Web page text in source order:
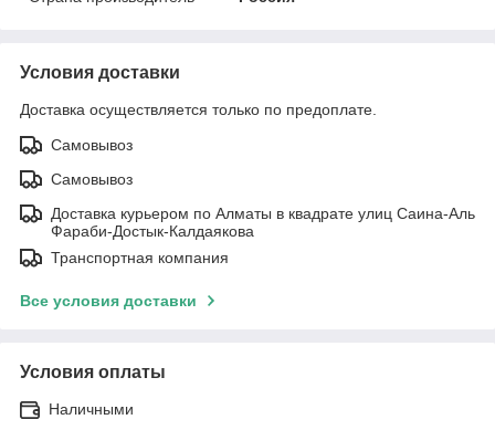
Условия доставки
Доставка осуществляется только по предоплате.
Самовывоз
Самовывоз
Доставка курьером по Алматы в квадрате улиц Саина-Аль
Фараби-Достык-Калдаякова
Транспортная компания
Все условия доставки
Условия оплаты
Наличными